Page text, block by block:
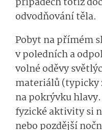
odvodňování těla.
Pobyt na přímém
v poledních a
volné oděvy
materiálů (typicky
na pokrývku
fyzické aktivity si
nebo pozdější